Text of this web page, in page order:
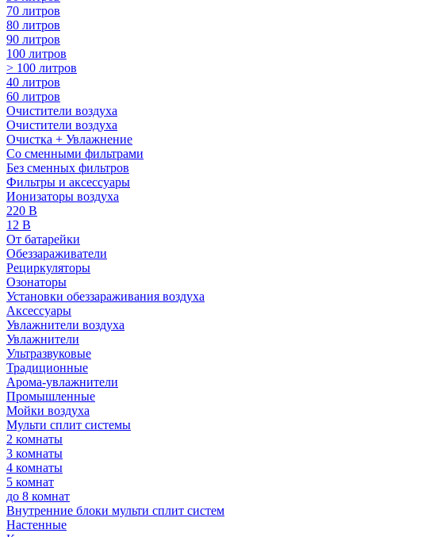
70 литров
80 литров
90 литров
100 литров
> 100 литров
40 литров
60 литров
Очистители воздуха
Очистители воздуха
Очистка + Увлажнение
Cо сменными фильтрами
Без сменных фильтров
Фильтры и аксессуары
Ионизаторы воздуха
220 В
12 В
От батарейки
Обеззараживатели
Рециркуляторы
Озонаторы
Установки обеззараживания воздуха
Аксессуары
Увлажнители воздуха
Увлажнители
Ультразвуковые
Традиционные
Арома-увлажнители
Промышленные
Мойки воздуха
Мульти сплит системы
2 комнаты
3 комнаты
4 комнаты
5 комнат
до 8 комнат
Внутренние блоки мульти сплит систем
Настенные